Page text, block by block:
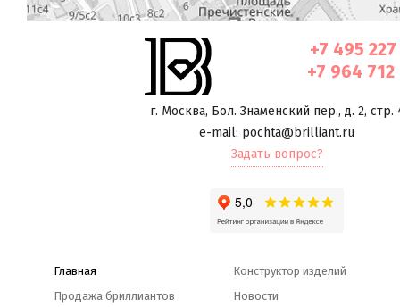
+7 495
+7 964
г. Москва, Бол. Знаменский пер., д. 2, стр.
e-mail: pochta@brilliant.ru
Задать вопрос?
Главная
Продажа бриллиантов
Конструктор изделий
Новости